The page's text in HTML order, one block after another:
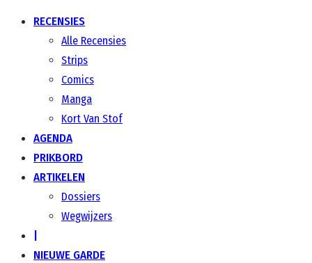
RECENSIES
Alle Recensies
Strips
Comics
Manga
Kort Van Stof
AGENDA
PRIKBORD
ARTIKELEN
Dossiers
Wegwijzers
NIEUWE GARDE